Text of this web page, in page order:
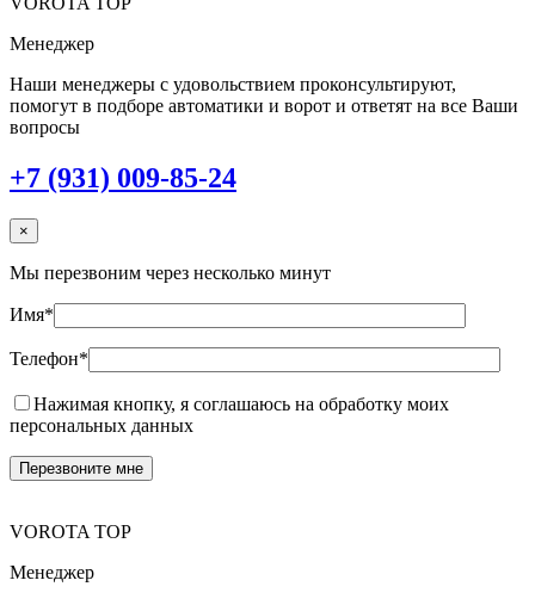
Менеджер
Наши менеджеры с удовольствием проконсультируют,
помогут в подборе автоматики и ворот и ответят на все Ваши
вопросы
+7 (931) 009-85-24
×
Мы перезвоним через несколько минут
Имя*
Телефон*
Нажимая кнопку, я соглашаюсь на обработку моих
персональных данных
VOROTA TOP
Менеджер